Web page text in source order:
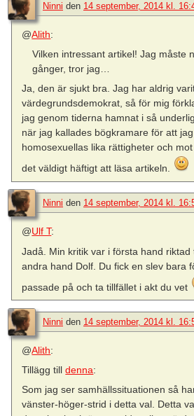
Ninni den 14 september, 2014 kl.
@Alith:
Vilken intressant artikel! Jag måste
gånger, tror jag…
Ja, den är sjukt bra. Jag har aldrig
värdegrundsdemokrat, så för mig
jag genom tiderna hamnat i så
när jag kallades bögkramare för att
homosexuellas lika rättigheter och
det väldigt häftigt att läsa artikeln.
Ninni den 14 september, 2014 kl.
@Ulf T:
Jadå. Min kritik var i första hand riktad
andra hand Dolf. Du fick en slev bara
passade på och ta tillfället i akt du vet
Ninni den 14 september, 2014 kl.
@Alith:
Tillägg tilldenna:
Som jag ser samhällssituationen så
vänster-höger-strid i detta val. Detta